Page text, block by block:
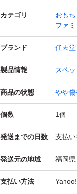
カテゴリ おも
ファミ
ブランド 任天堂
製品情報 スペ
商品の状態 やや傷
個数 1個
発送までの日数 支払
発送元の地域 福岡県
支払い方法